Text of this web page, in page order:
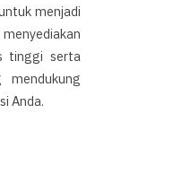
menjadi
tinggi serta
Anda.